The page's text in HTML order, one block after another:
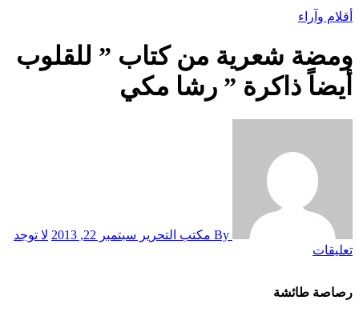
أقلام وآراء
ومضة شعرية من كتاب ” للقلوب
أيضاً ذاكرة ” رشا مكي
سبتمبر 22, 2013
لا توجد
تعليقات
رصاصة طائشة